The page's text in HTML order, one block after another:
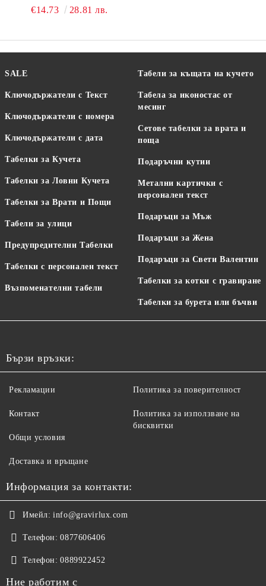
С ТЕБ, ДОРИ КОГАТО
€14.73 28.81 лв.
SALE
Ключодържатели с Текст
Ключодържатели с номера
Ключодържатели с дата
Табелки за Кучета
Табелки за Ловни Кучета
Табелки за Врати и Пощи
Табели за улици
Предупредителни Табелки
Табелки с персонален текст
Възпоменателни табели
Табели за къщата на кучето
Табела за иконостас от
месинг
Сетове табелки за врата и
поща
Подаръчни кутии
Метални картички с
персонален текст
Подаръци за Мъж
Подаръци за Жена
Подаръци за Свети Валентин
Табелки за котки с гравиране
Табелки за бурета или бъчви
Бързи връзки:
Рекламации
Контакт
Общи условия
Доставка и връщане
Политика за поверителност
Политика за използване на
бисквитки
Информация за контакти:
Имейл: info@gravirlux.com
Телефон: 0877606406
Телефон: 0889922452
Ние работим с